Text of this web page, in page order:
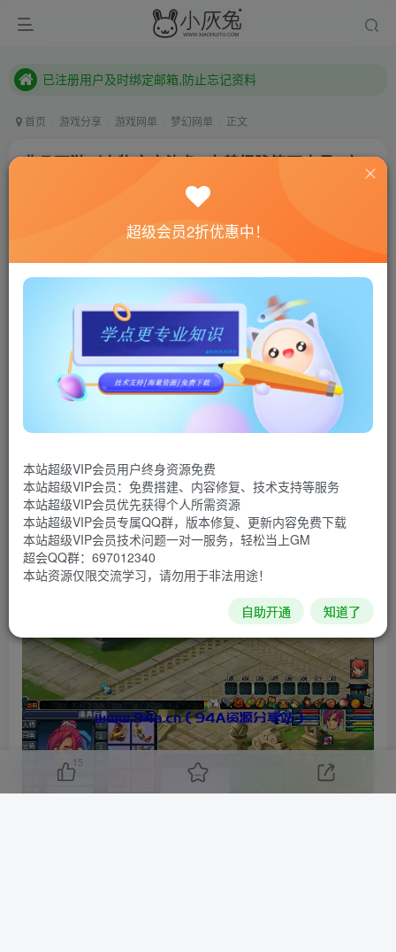
已注册用户及时绑定邮箱,防止忘记资料
已注册用户及时绑定邮箱,防止忘记资料
首页 游戏分享 游戏网单 梦幻网单 正文
非凡西游（人物宝宝染色+完善经脉符石内丹+完
1844 15
联网教程： 内附教程
单机教程： 内附教程
不懂的话联系客服！！！
非凡西游（人物宝宝染色+完善经脉符石内丹+完善活动
+视频介绍）
15
超级会员2折优惠中！
本站超级VIP会员用户终身资源免费
本站超级VIP会员：免费搭建、内容修复、技术支持等服务
本站超级VIP会员优先获得个人所需资源
本站超级VIP会员专属QQ群，版本修复、更新内容免费下载
本站超级VIP会员技术问题一对一服务，轻松当上GM
超会QQ群：697012340
本站资源仅限交流学习，请勿用于非法用途！
自助开通 知道了